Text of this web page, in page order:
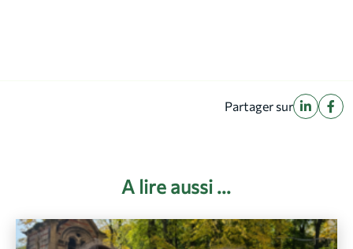
Partager sur
A lire aussi ...